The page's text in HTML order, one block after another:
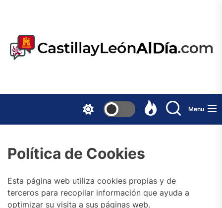
content
Menu
Política de Cookies
Esta página web utiliza cookies propias y de
terceros para recopilar información que ayuda a
optimizar su visita a sus páginas web.